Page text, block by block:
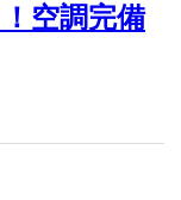
空調完備